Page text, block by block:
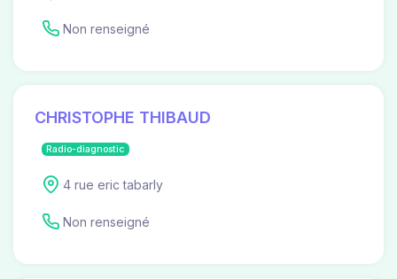
Non renseigné
CHRISTOPHE THIBAUD
Radio-diagnostic
4 rue eric tabarly
Non renseigné